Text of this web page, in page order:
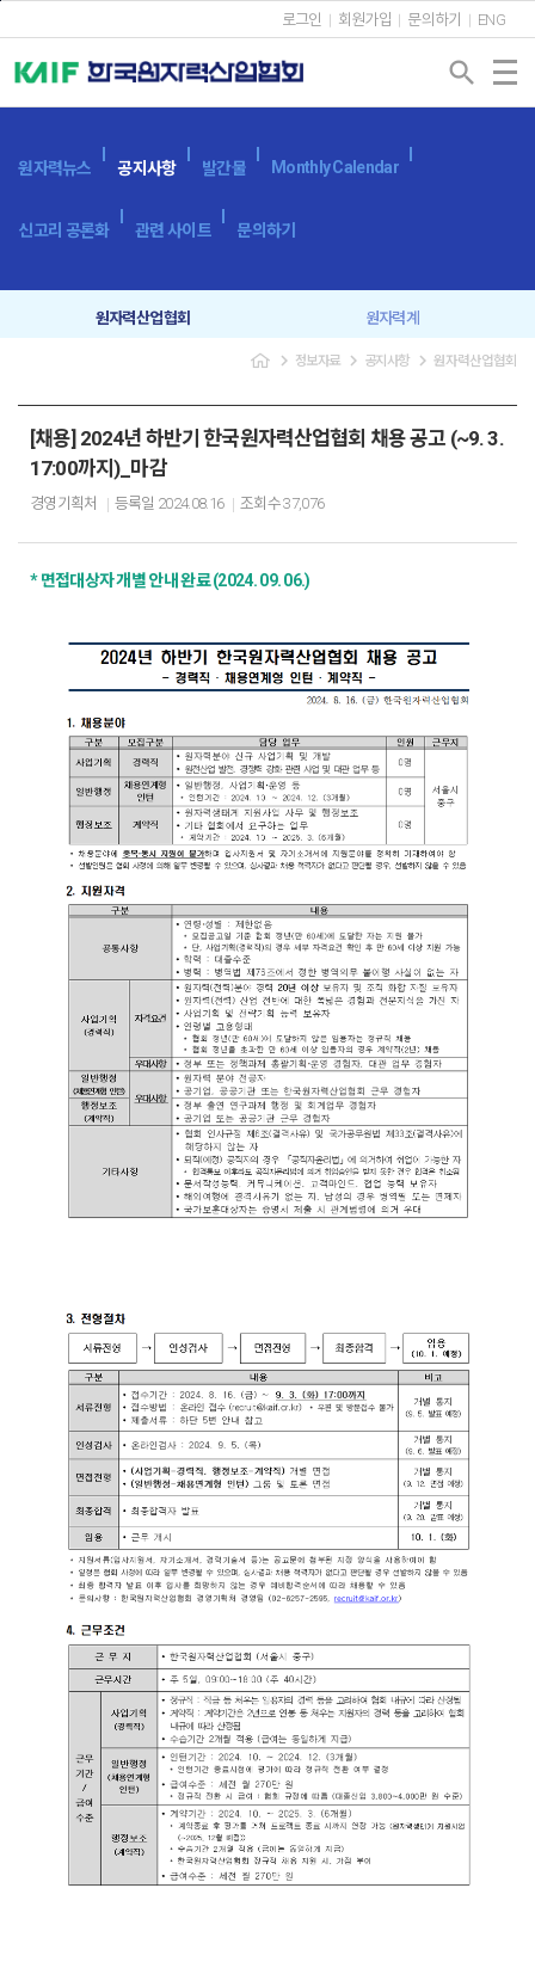
로그인 회원가입 문의하기 ENG
search
원자력뉴스 공지사항 발간물 Monthly Calendar
신고리 공론화 관련 사이트 문의하기
원자력산업협회 원자력계
navigate_next 정보자료 navigate_next 공지사항 navigate_next 원자력산업협회
[채용] 2024년 하반기 한국원자력산업협회 채용 공고 (~9. 3.
17:00까지)_마감
경영기획처 등록일 2024.08.16 조회수37,076
* 면접대상자 개별 안내 완료 (2024. 09. 06.)